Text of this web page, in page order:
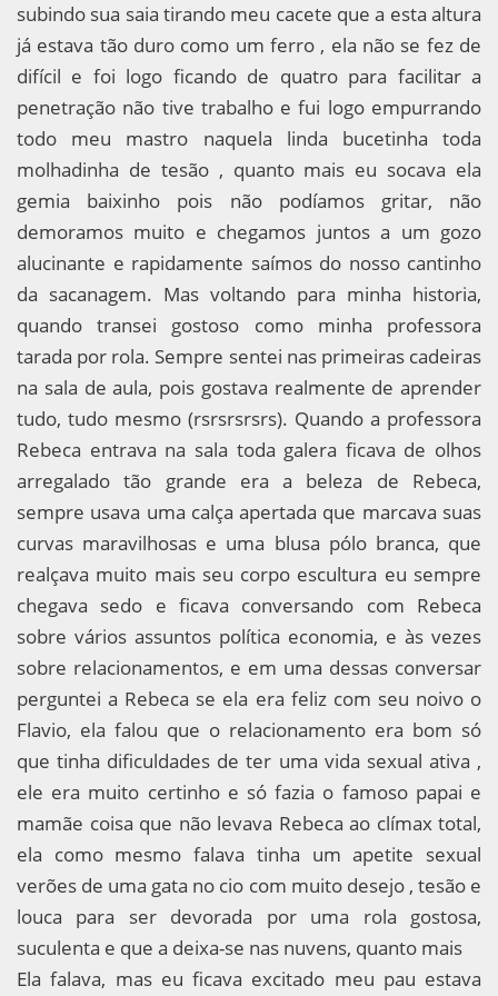
subindo sua saia tirando meu cacete que a esta altura
já estava tão duro como um ferro , ela não se fez de
difícil e foi logo ficando de quatro para facilitar a
penetração não tive trabalho e fui logo empurrando
todo meu mastro naquela linda bucetinha toda
molhadinha de tesão , quanto mais eu socava ela
gemia baixinho pois não podíamos gritar, não
demoramos muito e chegamos juntos a um gozo
alucinante e rapidamente saímos do nosso cantinho
da sacanagem. Mas voltando para minha historia,
quando transei gostoso como minha professora
tarada por rola. Sempre sentei nas primeiras cadeiras
na sala de aula, pois gostava realmente de aprender
tudo, tudo mesmo (rsrsrsrsrs). Quando a professora
Rebeca entrava na sala toda galera ficava de olhos
arregalado tão grande era a beleza de Rebeca,
sempre usava uma calça apertada que marcava suas
curvas maravilhosas e uma blusa pólo branca, que
realçava muito mais seu corpo escultura eu sempre
chegava sedo e ficava conversando com Rebeca
sobre vários assuntos política economia, e às vezes
sobre relacionamentos, e em uma dessas conversar
perguntei a Rebeca se ela era feliz com seu noivo o
Flavio, ela falou que o relacionamento era bom só
que tinha dificuldades de ter uma vida sexual ativa ,
ele era muito certinho e só fazia o famoso papai e
mamãe coisa que não levava Rebeca ao clímax total,
ela como mesmo falava tinha um apetite sexual
verões de uma gata no cio com muito desejo , tesão e
louca para ser devorada por uma rola gostosa,
suculenta e que a deixa-se nas nuvens, quanto mais
Ela falava, mas eu ficava excitado meu pau estava